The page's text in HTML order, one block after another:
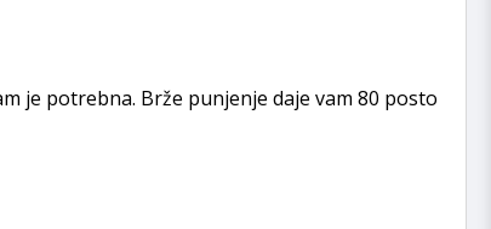
je potrebna. Brže punjenje daje vam 80 posto